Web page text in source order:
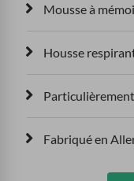
Mousse à
Housse
Fabriqué en